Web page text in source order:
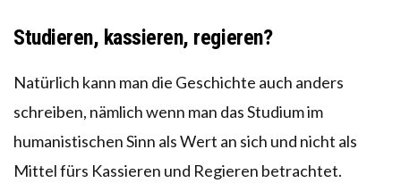
Studieren, kassieren, regieren?
Natürlich kann man die Geschichte auch anders
schreiben, nämlich wenn man das Studium im
humanistischen Sinn als Wert an sich und nicht als
Mittel fürs Kassieren und Regieren betrachtet.